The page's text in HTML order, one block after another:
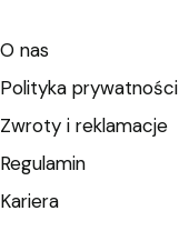
O nas
Polityka prywatności
Zwroty i reklamacje
Regulamin
Kariera